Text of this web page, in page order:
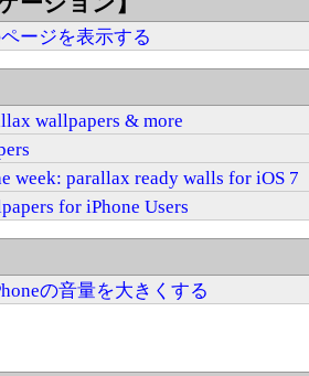
ージを表示する
wallpapers & more
week: parallax ready walls for iOS 7
for iPhone Users
の音量を大きくする